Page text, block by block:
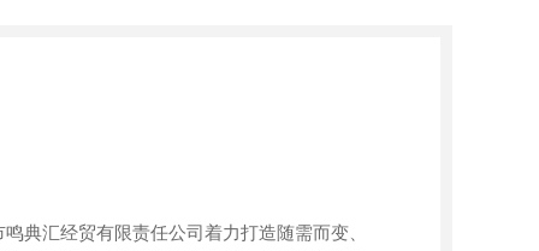
典汇经贸有限责任公司着力打造随需而变、